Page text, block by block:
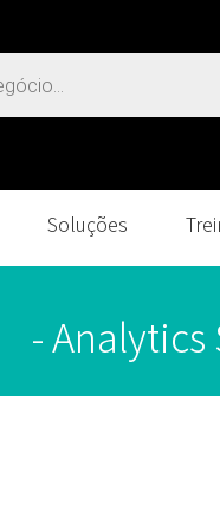
Soluções
- Analytics